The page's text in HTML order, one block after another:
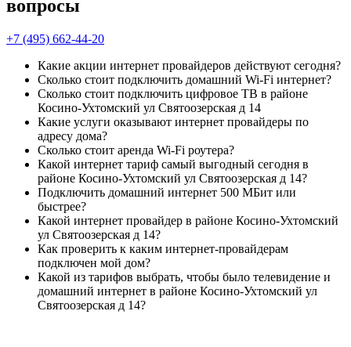
вопросы
+7 (495) 662-44-20
Какие акции интернет провайдеров действуют сегодня?
Сколько стоит подключить домашний Wi-Fi интернет?
Сколько стоит подключить цифровое ТВ в районе
Косино-Ухтомский ул Святоозерская д 14
Какие услуги оказывают интернет провайдеры по
адресу дома?
Сколько стоит аренда Wi-Fi роутера?
Какой интернет тариф самый выгодный сегодня в
районе Косино-Ухтомский ул Святоозерская д 14?
Подключить домашний интернет 500 МБит или
быстрее?
Какой интернет провайдер в районе Косино-Ухтомский
ул Святоозерская д 14?
Как проверить к каким интернет-провайдерам
подключен мой дом?
Какой из тарифов выбрать, чтобы было телевидение и
домашний интернет в районе Косино-Ухтомский ул
Святоозерская д 14?